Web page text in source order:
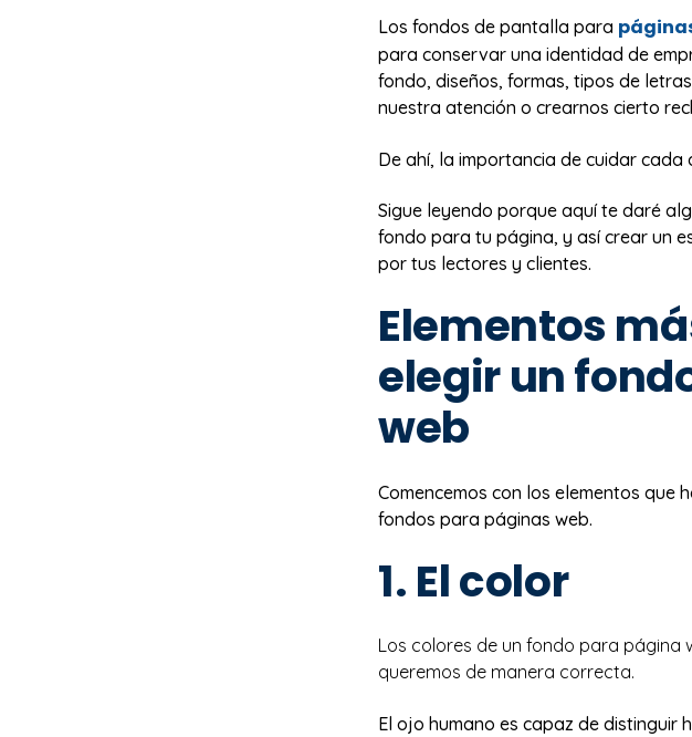
Los fondos de pantalla para
para conservar una identidad de
fondo, diseños, formas, tipos de
nuestra atención o crearnos cierto
De ahí, la importancia de cuidar cada
Sigue leyendo porque aquí te daré
fondo para tu página, y así crear un
por tus lectores y clientes.
Elementos
elegir un
web
Comencemos con los elementos que
fondos para páginas web.
1. El color
Los colores de un fondo para
queremos de manera correcta.
El ojo humano es capaz de distinguir